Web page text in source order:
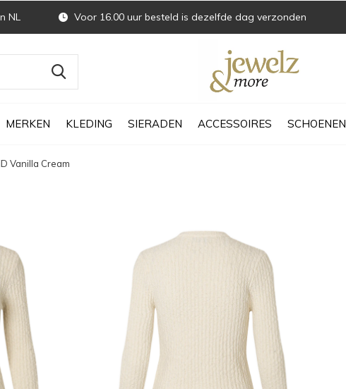
MERKEN KLEDING SIERADEN ACCESSOIRES SCHOENEN
NL Voor 16.00 uur besteld is dezelfde dag verzonden
Vanilla Cream